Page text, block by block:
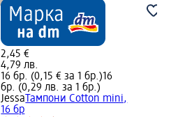
2,45 €
4,79 лв.
16 бр. (0,15 € за 1 бр.)16
бр. (0,29 лв. за 1 бр.)
Jessa Тампони Cotton mini,
16 бр